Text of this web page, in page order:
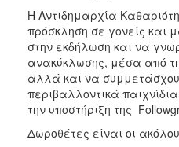
Η Αντιδημαρχία
πρόσκληση σε γονείς και
στην εκδήλωση και να
ανακύκλωσης, μέσα από
αλλά και να
περιβαλλοντικά
την υποστήριξη της
Δωροθέτες είναι οι